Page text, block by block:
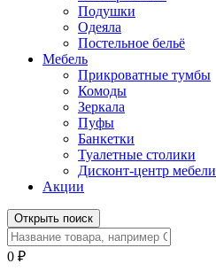
Подушки
Одеяла
Постельное бельё
Мебель
Прикроватные тумбы
Комоды
Зеркала
Пуфы
Банкетки
Туалетные столики
Дисконт-центр мебели
Акции
Открыть поиск
0 ₽